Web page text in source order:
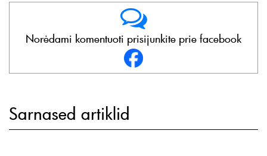
Norėdami komentuoti prisijunkite prie facebook
Sarnased artiklid